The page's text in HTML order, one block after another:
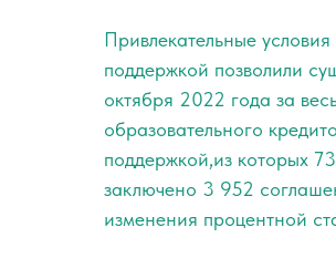
Привлекательные
поддержкой позволили
октября 2022 года за
образовательного
поддержкой,из которых
заключено 3 952
изменения процентной